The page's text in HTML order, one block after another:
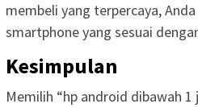
membeli yang terpercaya,
smartphone yang sesuai
Kesimpulan
Memilih “hp android dibawah